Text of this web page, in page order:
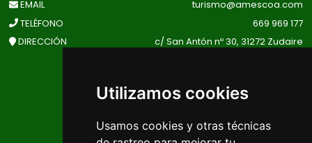
Utilizamos cookies
Usamos cookies y otras técnicas
EMAIL
turismo@amescoa.com
TELÉFONO
669 969 177
DIRECCIÓN
c/ San Antón nº 30, 31272 Zudaire
EL TIEMPO EN EL VALLE